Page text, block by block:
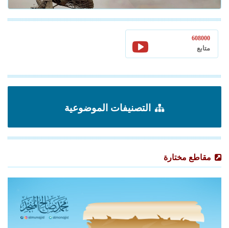
608000
متابع
التصنيفات الموضوعية
مقاطع مختارة